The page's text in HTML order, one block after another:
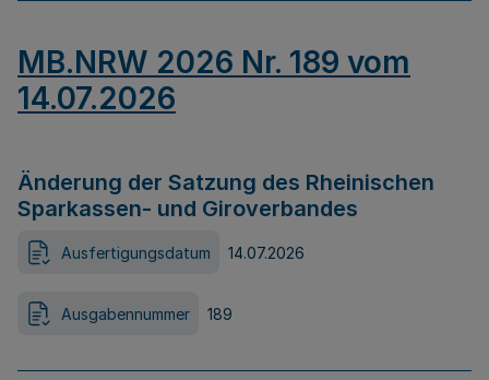
MB.NRW 2026 Nr. 189 vom
14.07.2026
Änderung der Satzung des Rheinischen
Sparkassen- und Giroverbandes
Ausfertigungsdatum 14.07.2026
Ausgabennummer 189